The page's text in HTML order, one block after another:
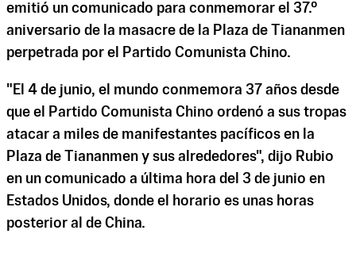
emitió un comunicado para conmemorar el 37.º
aniversario de la masacre de la Plaza de Tiananmen
perpetrada por el Partido Comunista Chino.
"El 4 de junio, el mundo conmemora 37 años desde
que el Partido Comunista Chino ordenó a sus tropas
atacar a miles de manifestantes pacíficos en la
Plaza de Tiananmen y sus alrededores", dijo Rubio
en un comunicado a última hora del 3 de junio en
Estados Unidos, donde el horario es unas horas
posterior al de China.